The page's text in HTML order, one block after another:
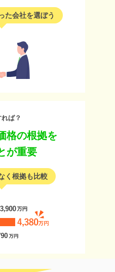
た会社を選ぼう
ば？
格の根拠を
が重要
く根拠も比較